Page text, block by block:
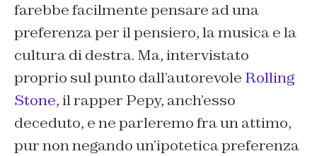
farebbe facilmente pensare ad una
preferenza per il pensiero, la musica e la
cultura di destra. Ma, intervistato
proprio sul punto dall’autorevole Rolling
Stone, il rapper Pepy, anch’esso
deceduto, e ne parleremo fra un attimo,
pur non negando un’ipotetica preferenza